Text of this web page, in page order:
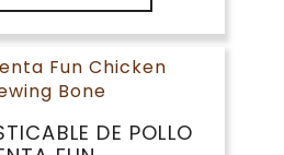
DE POLLO